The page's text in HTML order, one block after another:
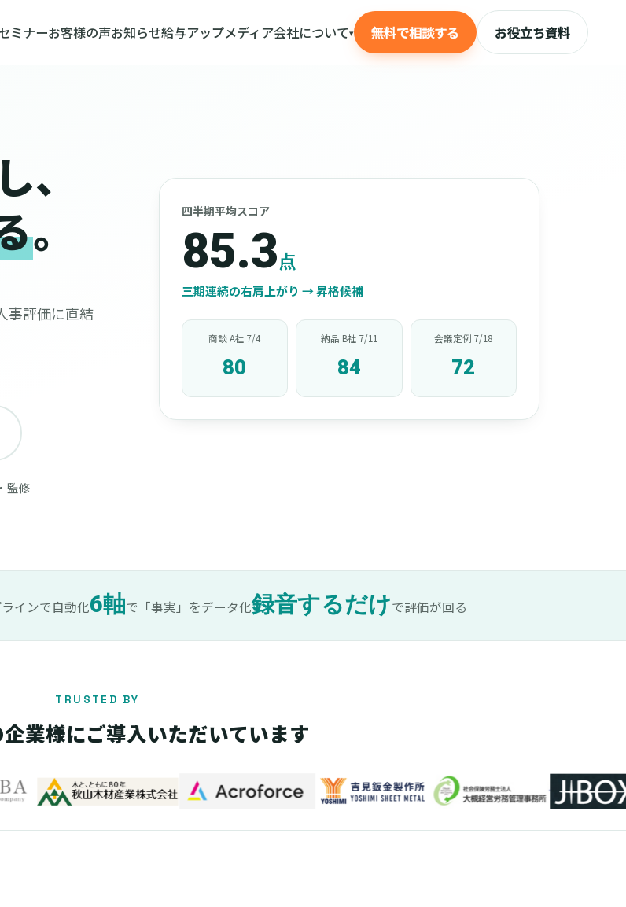
ミナーお客様の声お知らせ給与アップメディア会社について▾ 無料で相談する お役立ち資料
し、
。
事評価に直結
監修
四半期平均スコア
85.3点
三期連続の右肩上がり → 昇格候補
商談 A社 7/4
80
納品 B社 7/11
84
会議定例 7/18
72
インで自動化6軸で「事実」をデータ化録音するだけで評価が回る
TRUSTED BY
業様にご導入いただいています